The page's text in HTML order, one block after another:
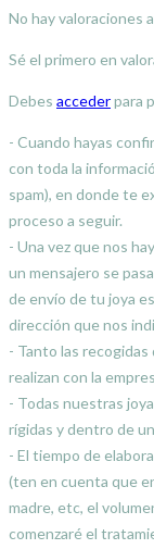
No hay valoraciones
Sé el primero en
Debes accederpara
- Cuando hayas
con toda la
spam), en donde te
proceso a seguir.
- Una vez que nos
un mensajero se
de envío de tu joya
dirección que nos
- Tanto las
realizan con la
- Todas nuestras
rígidas y dentro de
- El tiempo de
(ten en cuenta que
madre, etc, el
comenzaré el